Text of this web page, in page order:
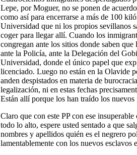
Lepe, por Moguer, no se ponen de
como así para encerrarse a más de 100
Universidad que ni los propios sevillanos
coger para llegar allí. Cuando los
congregan ante los sitios donde saben
ante la Policía, ante la Delegación del
Universidad, donde el único papel que
licenciado. Luego no están en la Olavide
anden despistados en materia de
legalización, ni en estas fechas
Están allí porque los han traído los nuevos
Claro que con este PP con ese
todo lo alto, espere usted sentado a que
nombres y apellidos quién es el negrero
lamentablemente con los nuevos esclavos